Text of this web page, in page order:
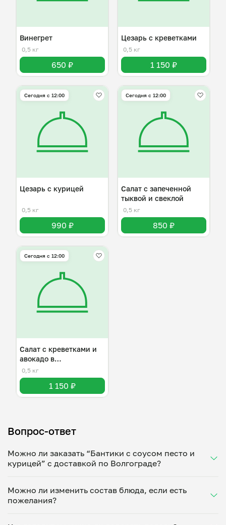
Винегрет
0,5 кг
650 ₽
Цезарь с креветками
0,5 кг
1 150 ₽
Сегодня с 12:00
Цезарь с курицей
0,5 кг
990 ₽
Сегодня с 12:00
Салат с запеченной
тыквой и свеклой
0,5 кг
850 ₽
Сегодня с 12:00
Салат с креветками и
авокадо в
апельсиновом соусе
0,5 кг
1 150 ₽
Вопрос-ответ
Можно ли заказать “Бантики с соусом песто и
курицей” с доставкой по Волгограде?
Укажите удобное время — и получите свежее
домашнее блюдо в большой порции прямо с плиты.
минут. Статус заказа отслеживайте в личном
Можно ли изменить состав блюда, если есть
пожелания?